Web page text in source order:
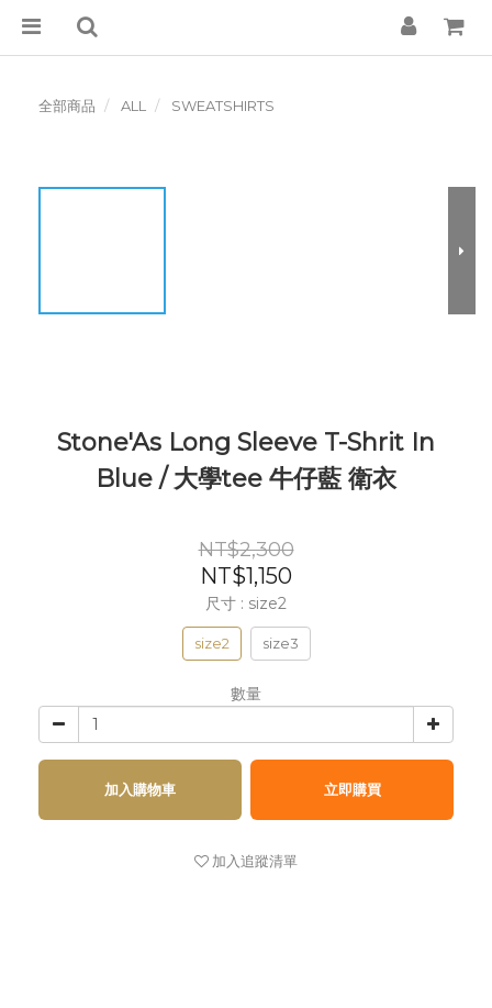
全部商品 ALL SWEATSHIRTS
Stone'As Long Sleeve T-Shrit In
Blue / 大學tee 牛仔藍 衛衣
NT$2,300
NT$1,150
尺寸 : size2
size2 size3
數量
加入購物車 立即購買
加入追蹤清單